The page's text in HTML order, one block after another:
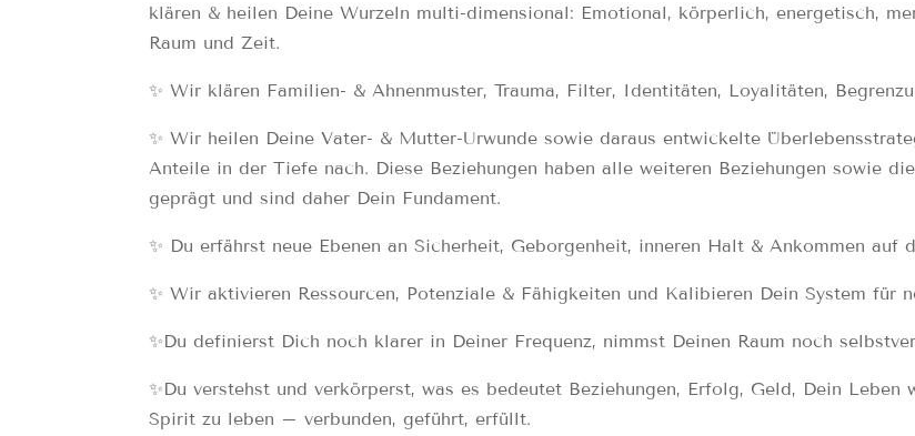
klären & heilen Deine Wurzeln multi-dimensional: Emotional, körperlich, energetisch,
Raum und Zeit.
✨ Wir klären Familien- & Ahnenmuster, Trauma, Filter, Identitäten, Loyalitäten,
✨ Wir heilen Deine Vater- & Mutter-Urwunde sowie daraus entwickelte
Anteile in der Tiefe nach. Diese Beziehungen haben alle weiteren Beziehungen sowie
geprägt und sind daher Dein Fundament.
✨ Du erfährst neue Ebenen an Sicherheit, Geborgenheit, inneren Halt & Ankommen auf
✨ Wir aktivieren Ressourcen, Potenziale & Fähigkeiten und Kalibieren Dein System für
✨Du definierst Dich noch klarer in Deiner Frequenz, nimmst Deinen Raum noch
✨Du verstehst und verkörperst, was es bedeutet Beziehungen, Erfolg, Geld, Dein
Spirit zu leben – verbunden, geführt, erfüllt.